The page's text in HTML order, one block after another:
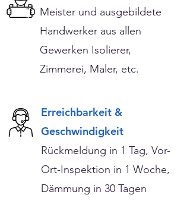
Meister und ausgebildete
Handwerker aus allen
Gewerken Isolierer,
Zimmerei, Maler, etc.
Erreichbarkeit &
Geschwindigkeit
Rückmeldung in 1 Tag, Vor-
Ort-Inspektion in 1 Woche,
Dämmung in 30 Tagen